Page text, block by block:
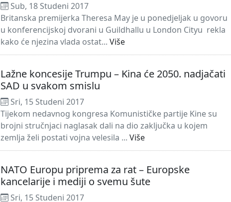
Sub, 18 Studeni 2017
Britanska premijerka Theresa May je u ponedjeljak u govoru
u konferencijskoj dvorani u Guildhallu u London Cityu rekla
kako će njezina vlada ostat... Više
Lažne koncesije Trumpu – Kina će 2050. nadjačati
SAD u svakom smislu
Sri, 15 Studeni 2017
Tijekom nedavnog kongresa Komunističke partije Kine su
brojni stručnjaci naglasak dali na dio zaključka u kojem
zemlja želi postati vojna velesila ... Više
NATO Europu priprema za rat – Europske
kancelarije i mediji o svemu šute
Sri, 15 Studeni 2017